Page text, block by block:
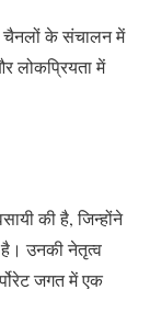
चैनलों के संचालन में
लोकप्रियता में
की है, जिन्होंने
उनकी नेतृत्व
जगत में एक